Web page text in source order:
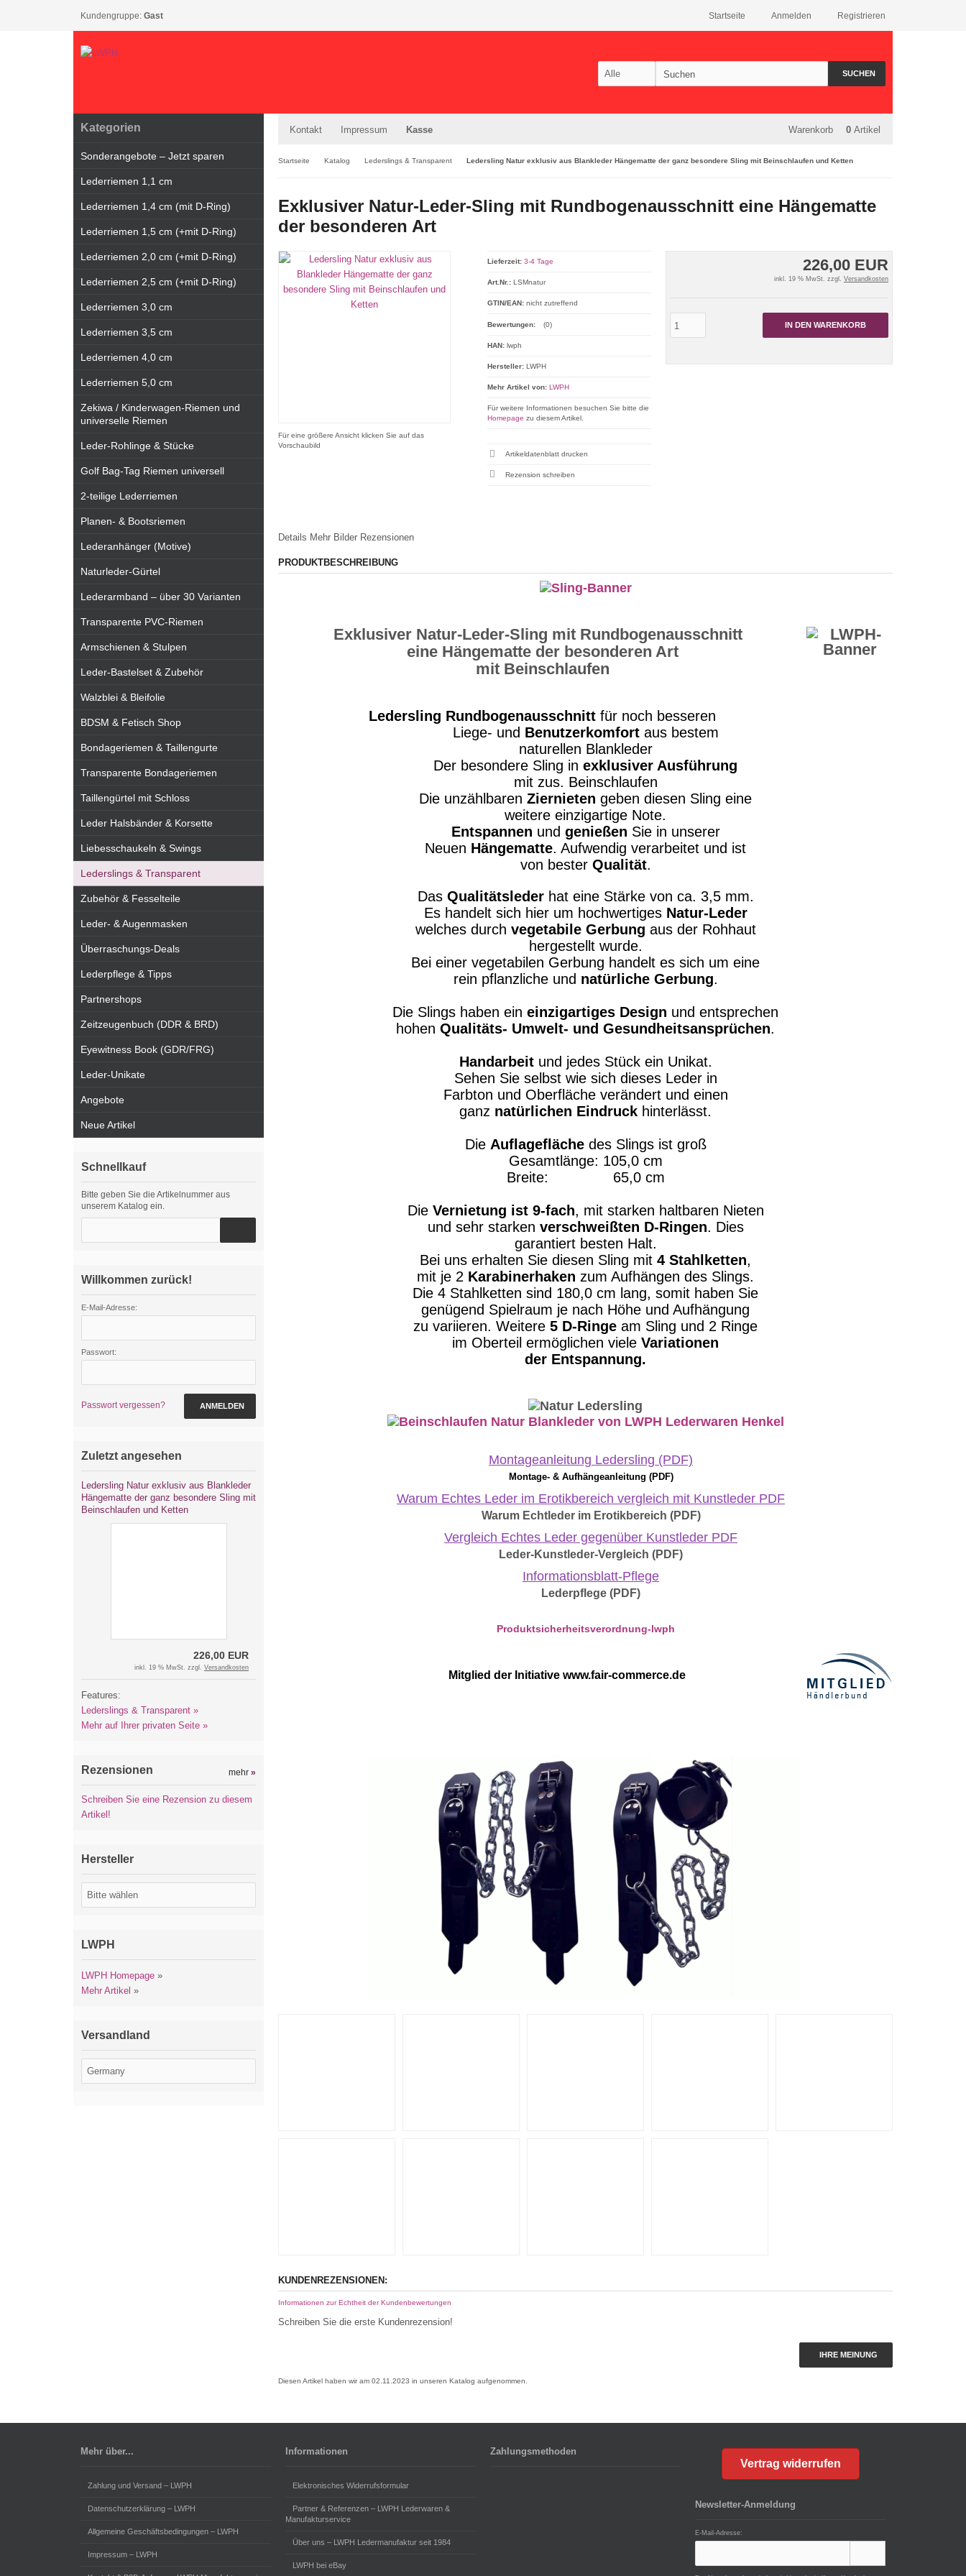
Kundengruppe: Gast Registrieren
Anmelden
Startseite
SUCHEN
Kontakt Impressum Kasse Warenkorb 0 Artikel
Startseite Katalog Lederslings & Transparent Ledersling Natur exklusiv aus Blankleder Hängematte der ganz besondere Sling mit Beinschlaufen und Ketten
Exklusiver Natur-Leder-Sling mit Rundbogenausschnitt eine Hängematte
der besonderen Art
Für eine größere Ansicht klicken Sie auf das
Vorschaubild
226,00 EUR
inkl. 19 % MwSt. zzgl. Versandkosten
IN DEN WARENKORB
Lieferzeit: 3-4 Tage
Art.Nr.: LSMnatur
GTIN/EAN: nicht zutreffend
Bewertungen: (0)
HAN:lwph
Hersteller: LWPH
Mehr Artikel von: LWPH
Für weitere Informationen besuchen Sie bitte die
Homepage zu diesem Artikel.
Artikeldatenblatt drucken
Rezension schreiben
Details Mehr Bilder Rezensionen
PRODUKTBESCHREIBUNG
Exklusiver Natur-Leder-Sling mit Rundbogenausschnitt
eine Hängematte der besonderen Art
mit Beinschlaufen
Ledersling Rundbogenausschnitt für noch besseren
Liege- und Benutzerkomfortaus bestem
naturellen Blankleder
Der besondere Sling in exklusiver Ausführung
mit zus. Beinschlaufen
Die unzählbaren Ziernieten geben diesen Sling eine
weitere einzigartige Note.
Entspannen und genießen Sie in unserer
Neuen Hängematte. Aufwendig verarbeitet und ist
von bester Qualität.
Das Qualitätslederhat eine Stärke von ca. 3,5 mm.
Es handelt sich hier um hochwertiges Natur-Leder
welches durch vegetabile Gerbung aus der Rohhaut
hergestellt wurde.
Bei einer vegetabilen Gerbung handelt es sich um eine
rein pflanzliche und natürliche Gerbung.
Die Slings haben ein einzigartiges Design und entsprechen
hohen Qualitäts- Umwelt- und Gesundheitsansprüchen.
Handarbeitund jedes Stück ein Unikat.
Sehen Sie selbst wie sich dieses Leder in
Farbton und Oberfläche verändert und einen
ganz natürlichen Eindruck hinterlässt.
Die Auflageflächedes Slings ist groß
Gesamtlänge: 105,0 cm
Breite: 65,0 cm
Die Vernietung ist 9-fach, mit starken haltbaren Nieten
und sehr starken verschweißten D-Ringen. Dies
garantiert besten Halt.
Bei uns erhalten Sie diesen Sling mit 4 Stahlketten,
mit je 2 Karabinerhaken zum Aufhängen des Slings.
Die 4 Stahlketten sind 180,0 cm lang, somit haben Sie
genügend Spielraum je nach Höhe und Aufhängung
zu variieren. Weitere 5 D-Ringe am Sling und 2 Ringe
im Oberteil ermöglichen viele Variationen
der Entspannung.
Montageanleitung Ledersling (PDF)
Montage- & Aufhängeanleitung (PDF)
Warum Echtes Leder im Erotikbereich vergleich mit Kunstleder PDF
Warum Echtleder im Erotikbereich (PDF)
Vergleich Echtes Leder gegenüber Kunstleder PDF
Leder-Kunstleder-Vergleich (PDF)
Informationsblatt-Pflege
Lederpflege (PDF)
Produktsicherheitsverordnung-lwph
Mitglied der Initiative www.fair-commerce.de
KUNDENREZENSIONEN:
Informationen zur Echtheit der Kundenbewertungen
Schreiben Sie die erste Kundenrezension!
IHRE MEINUNG
Diesen Artikel haben wir am 02.11.2023 in unseren Katalog aufgenommen.
Kategorien
Sonderangebote – Jetzt sparen
Lederriemen 1,1 cm
Lederriemen 1,4 cm (mit D-Ring)
Lederriemen 1,5 cm (+mit D-Ring)
Lederriemen 2,0 cm (+mit D-Ring)
Lederriemen 2,5 cm (+mit D-Ring)
Lederriemen 3,0 cm
Lederriemen 3,5 cm
Lederriemen 4,0 cm
Lederriemen 5,0 cm
Zekiwa / Kinderwagen-Riemen und
universelle Riemen
Leder-Rohlinge & Stücke
Golf Bag-Tag Riemen universell
2-teilige Lederriemen
Planen- & Bootsriemen
Lederanhänger (Motive)
Naturleder-Gürtel
Lederarmband – über 30 Varianten
Transparente PVC-Riemen
Armschienen & Stulpen
Leder-Bastelset & Zubehör
Walzblei & Bleifolie
BDSM & Fetisch Shop
Bondageriemen & Taillengurte
Transparente Bondageriemen
Taillengürtel mit Schloss
Leder Halsbänder & Korsette
Liebesschaukeln & Swings
Lederslings & Transparent
Zubehör & Fesselteile
Leder- & Augenmasken
Überraschungs-Deals
Lederpflege & Tipps
Partnershops
Zeitzeugenbuch (DDR & BRD)
Eyewitness Book (GDR/FRG)
Leder-Unikate
Angebote
Neue Artikel
Schnellkauf
Bitte geben Sie die Artikelnummer aus
unserem Katalog ein.
Willkommen zurück!
E-Mail-Adresse:
Passwort:
Passwort vergessen? ANMELDEN
Zuletzt angesehen
Ledersling Natur exklusiv aus Blankleder
Hängematte der ganz besondere Sling mit
Beinschlaufen und Ketten
226,00 EUR
inkl. 19 % MwSt. zzgl. Versandkosten
Features:
Lederslings & Transparent »
Mehr auf Ihrer privaten Seite »
Rezensionen mehr »
Schreiben Sie eine Rezension zu diesem
Artikel!
Hersteller
LWPH
LWPH Homepage »
Mehr Artikel »
Versandland
Mehr über...
Zahlung und Versand – LWPH
Datenschutzerklärung – LWPH
Allgemeine Geschäftsbedingungen – LWPH
Impressum – LWPH
Informationen
Elektronisches Widerrufsformular
Partner & Referenzen – LWPH Lederwaren &
Manufakturservice
Über uns – LWPH Ledermanufaktur seit 1984
LWPH bei eBay
Zahlungsmethoden
Vertrag widerrufen
Newsletter-Anmeldung
E-Mail-Adresse: